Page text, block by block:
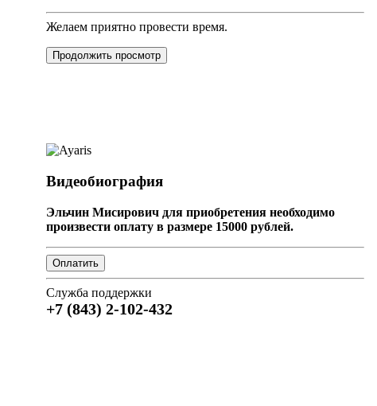
Желаем приятно провести время.
Продолжить просмотр
Видеобиография
Эльчин Мисирович для приобретения необходимо
произвести оплату в размере 15000 рублей.
Служба поддержки
+7 (843) 2-102-432